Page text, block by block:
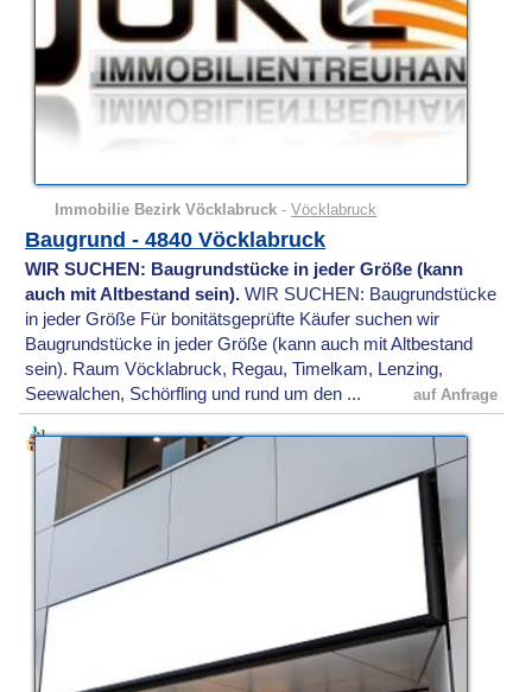
Immobilie Bezirk Vöcklabruck -Vöcklabruck
Baugrund - 4840 Vöcklabruck
WIR SUCHEN: Baugrundstücke in jeder Größe (kann
auch mit Altbestand sein). WIR SUCHEN: Baugrundstücke
in jeder Größe Für bonitätsgeprüfte Käufer suchen wir
Baugrundstücke in jeder Größe (kann auch mit Altbestand
sein). Raum Vöcklabruck, Regau, Timelkam, Lenzing,
Seewalchen, Schörfling und rund um den ...
auf Anfrage